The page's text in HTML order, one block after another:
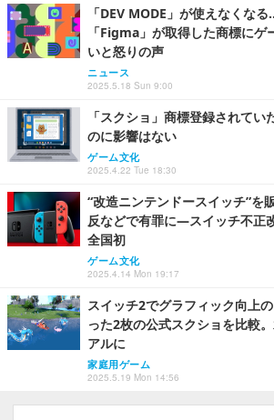
「DEV MODE」が使えなくな
「Figma」が取得した商標にゲ
いと怒りの声
ニュース
2025.5.18 Sun 9:00
「スクショ」商標登録されて
のに影響はない
ゲーム文化
2025.4.22 Tue 18:30
“改造ニンテンドースイッチ”を
反などで有罪に―スイッチ不正
全国初
ゲーム文化
2025.4.14 Mon 19:17
スイッチ2でグラフィック向上
った2枚の公式スクショを比較
アルに
家庭用ゲーム
2025.5.19 Mon 14:56